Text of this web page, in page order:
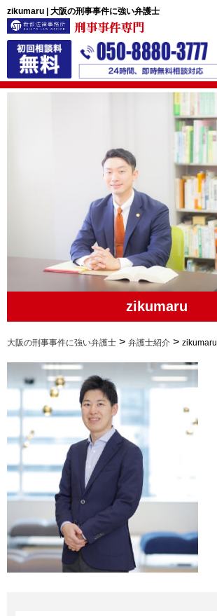
zikumaru | 大阪の刑事事件に強い弁護士
zikumaru
大阪の刑事事件に強い弁護士 > 弁護士紹介 > zikumaru